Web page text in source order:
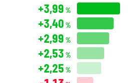
+3,99 %
+3,40 %
+2,99 %
+2,53 %
+2,25 %